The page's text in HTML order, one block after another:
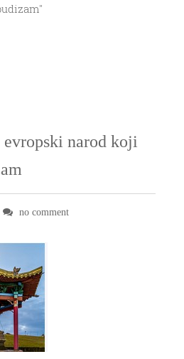
narod koji
no comment